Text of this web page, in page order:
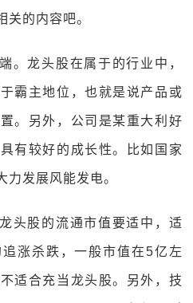
关的内容吧。
。龙头股在属于的行业中，
霸主地位，也就是说产品或
。另外，公司是某重大利好
有较好的成长性。比如国家
力发展风能发电。
头股的流通市值要适中，适
涨杀跌，一般市值在5亿左
适合充当龙头股。另外，技